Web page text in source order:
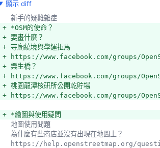
（2 行未修改）
  村里界標示
https://www.facebook.com/groups/
+ 行政區
+ https://www.facebook.com/groups/
+ https://docs.google.com/spreadsheet/
  以都市計劃編號為名的道路
https://www.facebook.com/groups/
（6 行未修改）
  衛星影像一定是對的？
+ https://www.facebook.com/groups/
  底圖有誤
https://www.facebook.com/groups/
（20 行未修改）
顯示 diff
  新手的疑難雜症
+ *OSM的使命？
+ 要畫什麼？
+ 寺廟繞境與學運拒馬
+ https://www.facebook.com/groups/
+ 樂生橋？
+ https://www.facebook.com/groups/
+ 桃園龍潭核研所公開乾貯場
+ https://www.facebook.com/groups/
+ *繪圖與使用疑問
  地圖使用問題
  為什麼有些商店並沒有出現在地圖上？
https://help.openstreetmap.org/